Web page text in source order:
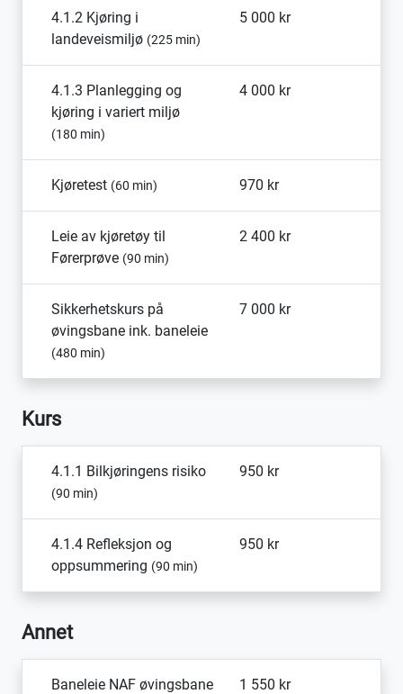
4.1.2 Kjøring i
landeveismiljø (225 min)
5 000 kr
4.1.3 Planlegging og
kjøring i variert miljø
(180 min)
4 000 kr
Kjøretest (60 min) 970 kr
Leie av kjøretøy til
Førerprøve (90 min)
2 400 kr
Sikkerhetskurs på
øvingsbane ink. baneleie
(480 min)
7 000 kr
Kurs
4.1.1 Bilkjøringens risiko
(90 min)
950 kr
4.1.4 Refleksjon og
oppsummering (90 min)
950 kr
Annet
Baneleie NAF øvingsbane 1 550 kr